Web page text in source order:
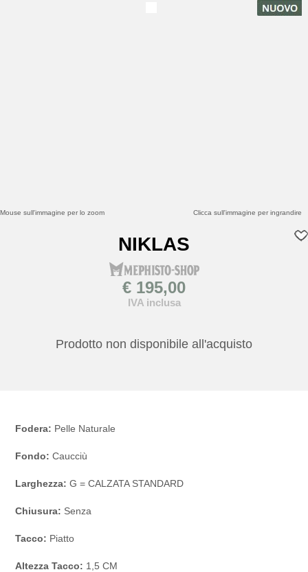
Mouse sull'immagine per lo zoom Clicca sull'immagine per ingrandire
NIKLAS
€ 195,00
IVA inclusa
Prodotto non disponibile all'acquisto
Fodera: Pelle Naturale
Fondo: Caucciù
Larghezza: G = CALZATA STANDARD
Chiusura: Senza
Tacco: Piatto
Altezza Tacco: 1,5 CM